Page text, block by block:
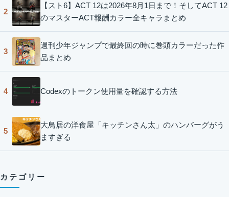
2
【スト6】ACT 12は2026年8月1日まで！そしてACT 12
のマスターACT報酬カラー全キャラまとめ
3
週刊少年ジャンプで最終回の時に巻頭カラーだった作
品まとめ
4 Codexのトークン使用量を確認する方法
5
大鳥居の洋食屋「キッチンさん太」のハンバーグがう
ますぎる
カテゴリー